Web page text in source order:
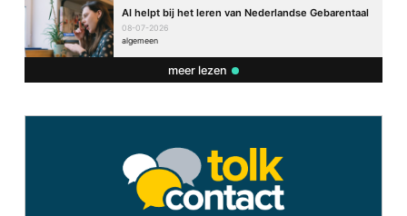
AI helpt bij het leren van Nederlandse Gebarentaal
08-07-2026
algemeen
meer lezen